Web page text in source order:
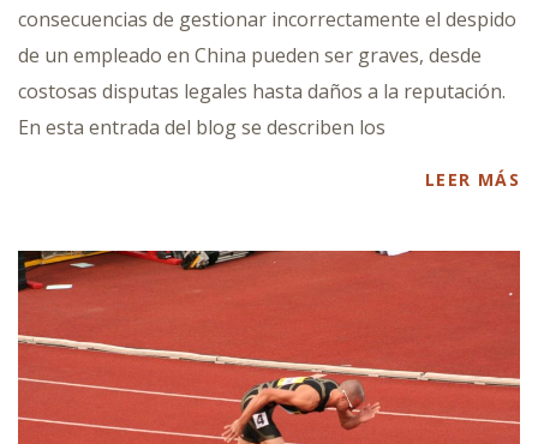
consecuencias de gestionar incorrectamente el despido
de un empleado en China pueden ser graves, desde
costosas disputas legales hasta daños a la reputación.
En esta entrada del blog se describen los
LEER MÁS